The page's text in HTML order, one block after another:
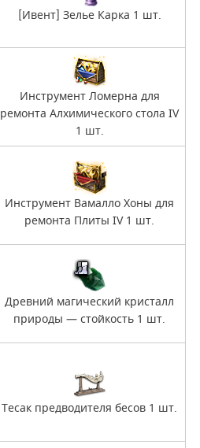
[Ивент] Зелье Карка 1 шт.
Инструмент Ломерна для
ремонта Алхимического стола IV
1 шт.
Инструмент Вамалло Хоны для
ремонта Плиты IV 1 шт.
Древний магический кристалл
природы — стойкость 1 шт.
Тесак предводителя бесов 1 шт.